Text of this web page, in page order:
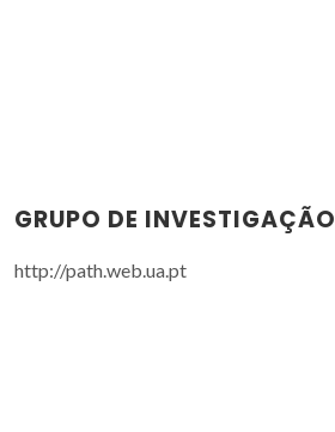
GRUPO DE INVESTIGAÇÃO
http://path.web.ua.pt